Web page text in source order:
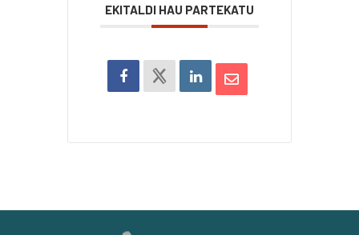
EKITALDI HAU PARTEKATU